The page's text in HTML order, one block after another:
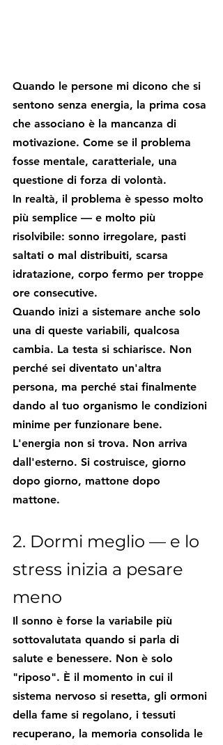
Quando le persone mi dicono che si
sentono senza energia, la prima cosa
che associano è la mancanza di
motivazione. Come se il problema
fosse mentale, caratteriale, una
questione di forza di volontà.
In realtà, il problema è spesso molto
più semplice — e molto più
risolvibile: sonno irregolare, pasti
saltati o mal distribuiti, scarsa
idratazione, corpo fermo per troppe
ore consecutive.
Quando inizi a sistemare anche solo
una di queste variabili, qualcosa
cambia. La testa si schiarisce. Non
perché sei diventato un'altra
persona, ma perché stai finalmente
dando al tuo organismo le condizioni
minime per funzionare bene.
L'energia non si trova. Non arriva
dall'esterno. Si costruisce, giorno
dopo giorno, mattone dopo
mattone.
2. Dormi meglio — e lo
stress inizia a pesare
meno
Il sonno è forse la variabile più
sottovalutata quando si parla di
salute e benessere. Non è solo
"riposo". È il momento in cui il
sistema nervoso si resetta, gli ormoni
della fame si regolano, i tessuti
recuperano, la memoria consolida le